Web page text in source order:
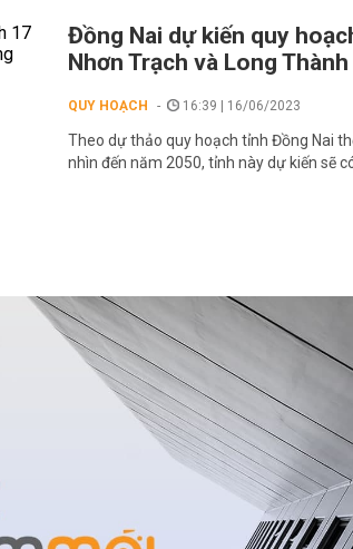
Đồng Nai dự kiến quy
Nhơn Trạch và Long
QUY HOẠCH 16:39 | 16/06/2023
Theo dự thảo quy hoạch tỉnh Đồng Nai
nhìn đến năm 2050, tỉnh này dự kiến sẽ